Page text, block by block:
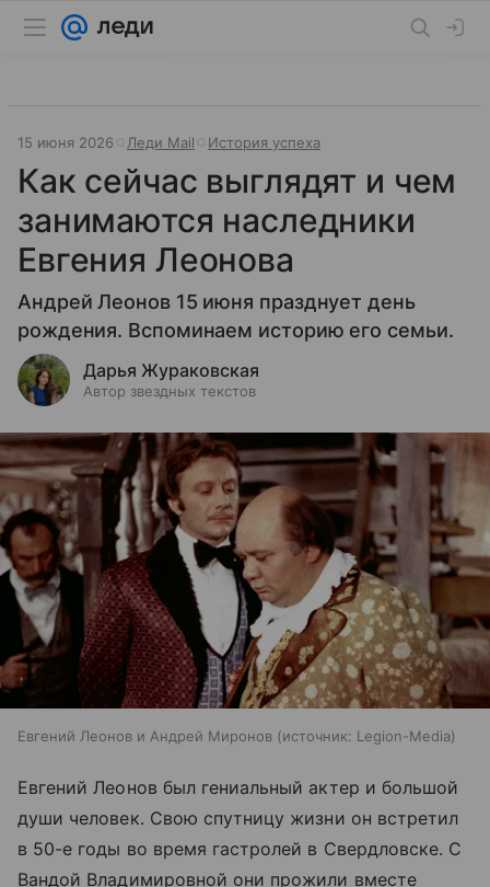
15 июня 2026 Леди Mail История успеха
Как сейчас выглядят и чем
занимаются наследники
Евгения Леонова
Андрей Леонов 15 июня празднует день
рождения. Вспоминаем историю его семьи.
Дарья Жураковская
Автор звездных текстов
Евгений Леонов и Андрей Миронов источник: Legion-Media
Евгений Леонов был гениальный актер и большой
души человек. Свою спутницу жизни он встретил
в 50-е годы во время гастролей в Свердловске. С
Вандой Владимировной они прожили вместе